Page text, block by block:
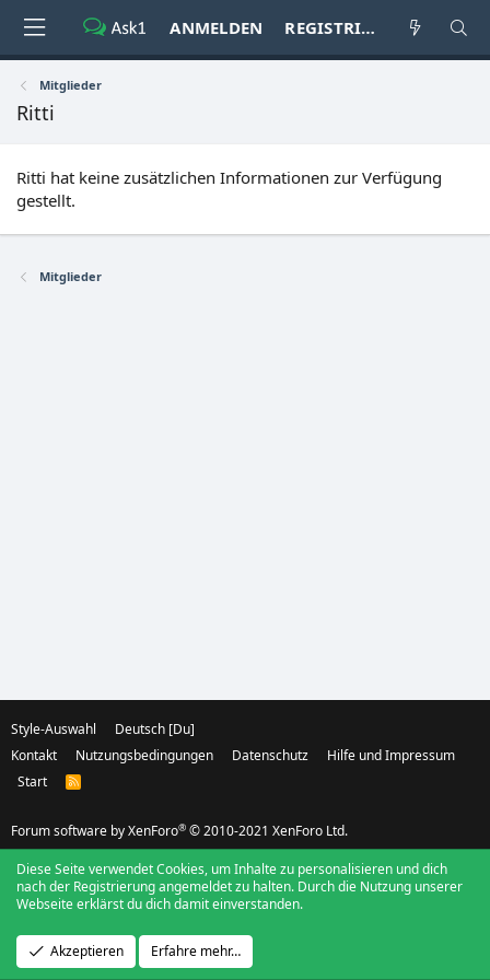
ANMELDEN REGISTRIEREN
Mitglieder
Ritti
Ritti hat keine zusätzlichen Informationen zur Verfügung
gestellt.
Mitglieder
Style-Auswahl
Deutsch [Du]
Kontakt
Nutzungsbedingungen Datenschutz
Hilfe und Impressum
Start
R
S
Forum software by XenForo® © 2010-2021 XenForo Ltd.
Diese Seite verwendet Cookies, um Inhalte zu personalisieren und dich
nach der Registrierung angemeldet zu halten. Durch die Nutzung unserer
Webseite erklärst du dich damit einverstanden.
Akzeptieren Erfahre mehr…